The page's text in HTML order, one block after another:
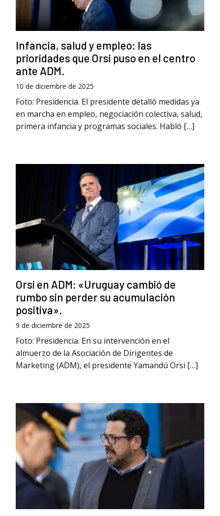
Infancia, salud y empleo: las
prioridades que Orsi puso en el centro
ante ADM.
10 de diciembre de 2025
Foto: Presidencia. El presidente detalló medidas ya
en marcha en empleo, negociación colectiva, salud,
primera infancia y programas sociales. Habló […]
Orsi en ADM: «Uruguay cambió de
rumbo sin perder su acumulación
positiva».
9 de diciembre de 2025
Foto: Presidencia. En su intervención en el
almuerzo de la Asociación de Dirigentes de
Marketing (ADM), el presidente Yamandú Orsi […]